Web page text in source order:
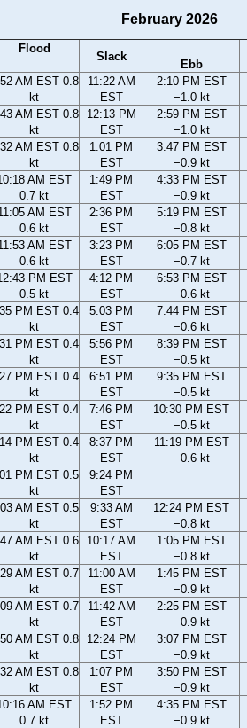
February 2026
Flood
Slack
Ebb
AM EST 0.8
kt
11:22 AM
EST
2:10 PM EST
−1.0 kt
AM EST 0.8
kt
12:13 PM
EST
2:59 PM EST
−1.0 kt
AM EST 0.8
kt
1:01 PM
EST
3:47 PM EST
−0.9 kt
AM EST
0.7 kt
1:49 PM
EST
4:33 PM EST
−0.9 kt
AM EST
0.6 kt
2:36 PM
EST
5:19 PM EST
−0.8 kt
AM EST
0.6 kt
3:23 PM
EST
6:05 PM EST
−0.7 kt
PM EST
0.5 kt
4:12 PM
EST
6:53 PM EST
−0.6 kt
PM EST 0.4
kt
5:03 PM
EST
7:44 PM EST
−0.6 kt
PM EST 0.4
kt
5:56 PM
EST
8:39 PM EST
−0.5 kt
PM EST 0.4
kt
6:51 PM
EST
9:35 PM EST
−0.5 kt
PM EST 0.4
kt
7:46 PM
EST
10:30 PM EST
−0.5 kt
PM EST 0.4
kt
8:37 PM
EST
11:19 PM EST
−0.6 kt
PM EST 0.5
kt
9:24 PM
EST
AM EST 0.5
kt
9:33 AM
EST
12:24 PM EST
−0.8 kt
AM EST 0.6
kt
10:17 AM
EST
1:05 PM EST
−0.8 kt
AM EST 0.7
kt
11:00 AM
EST
1:45 PM EST
−0.9 kt
AM EST 0.7
kt
11:42 AM
EST
2:25 PM EST
−0.9 kt
AM EST 0.8
kt
12:24 PM
EST
3:07 PM EST
−0.9 kt
AM EST 0.8
kt
1:07 PM
EST
3:50 PM EST
−0.9 kt
AM EST
0.7 kt
1:52 PM
EST
4:35 PM EST
−0.9 kt